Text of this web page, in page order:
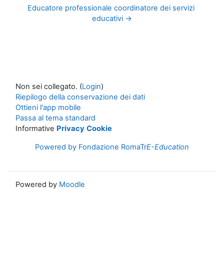
Educatore professionale coordinatore dei servizi
educativi →
Non sei collegato. (Login)
Riepilogo della conservazione dei dati
Ottieni l'app mobile
Passa al tema standard
Informative Privacy Cookie
Powered by Fondazione RomaTrE-Education
Powered by Moodle